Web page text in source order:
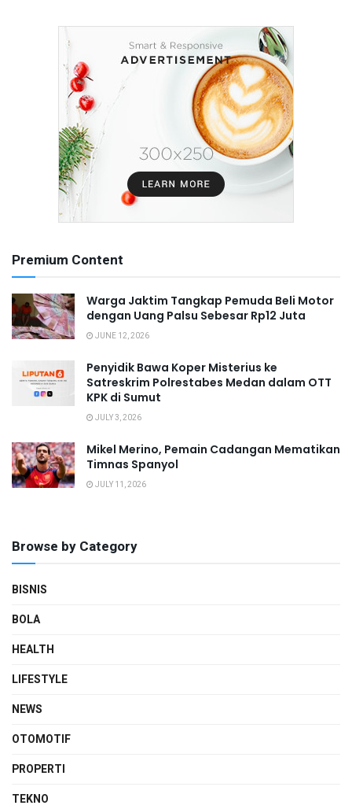
Premium Content
Warga Jaktim Tangkap Pemuda Beli Motor
dengan Uang Palsu Sebesar Rp12 Juta
JUNE 12, 2026
Penyidik Bawa Koper Misterius ke
Satreskrim Polrestabes Medan dalam OTT
KPK di Sumut
JULY 3, 2026
Mikel Merino, Pemain Cadangan Mematikan
Timnas Spanyol
JULY 11, 2026
Browse by Category
BISNIS
BOLA
HEALTH
LIFESTYLE
NEWS
OTOMOTIF
PROPERTI
TEKNO